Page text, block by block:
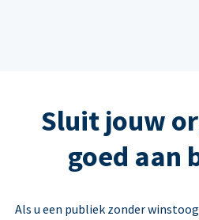
Sluit jouw
goed aan
Als u een publiek zonder